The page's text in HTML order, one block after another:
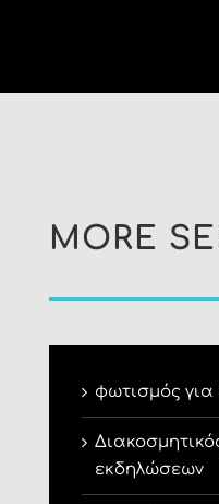
MORE
φωτισμός για
εκδηλώσεων